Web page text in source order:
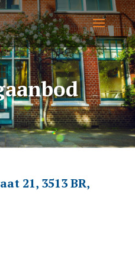
21, 3513 BR,